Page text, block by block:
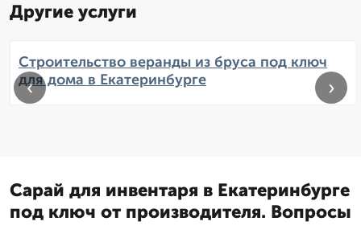
Другие услуги
Строительство веранды из бруса под ключ
для дома в Екатеринбурге
‹ ›
Сарай для инвентаря в Екатеринбурге
под ключ от производителя. Вопросы